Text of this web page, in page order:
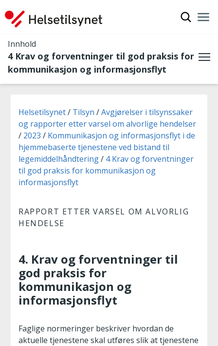
Innhold
4 Krav og forventninger til god praksis for
kommunikasjon og informasjonsflyt
Du er her:
Helsetilsynet Tilsyn
Avgjørelser i tilsynssaker
og rapporter etter varsel om alvorlige hendelser
2023
Kommunikasjon og informasjonsflyt i de
hjemmebaserte tjenestene ved bistand til
legemiddelhåndtering
4 Krav og forventninger
til god praksis for kommunikasjon og
informasjonsflyt
RAPPORT ETTER VARSEL OM ALVORLIG
HENDELSE
4. Krav og forventninger til
god praksis for
kommunikasjon og
informasjonsflyt
Faglige normeringer beskriver hvordan de
aktuelle tjenestene skal utføres slik at tjenestene